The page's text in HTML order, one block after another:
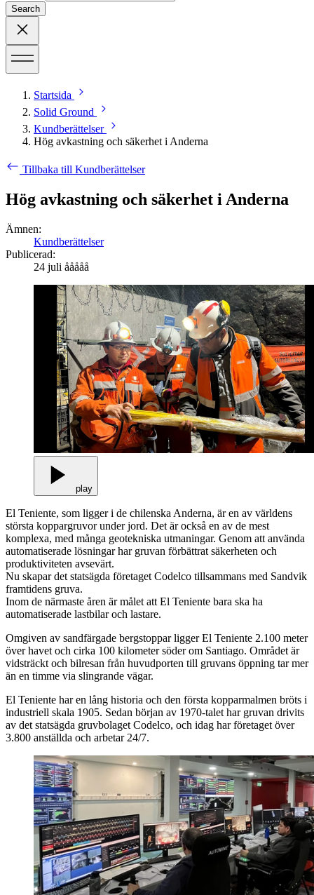
Search
Startsida
Solid Ground
Kundberättelser
Hög avkastning och säkerhet i Anderna
Tillbaka till Kundberättelser
Hög avkastning och säkerhet i Anderna
Ämnen:
Kundberättelser
Publicerad:
24 juli ååååå
play
El Teniente, som ligger i de chilenska Anderna, är en av världens
största koppargruvor under jord. Det är också en av de mest
komplexa, med många geotekniska utmaningar. Genom att använda
automatiserade lösningar har gruvan förbättrat säkerheten och
produktiviteten avsevärt.
Nu skapar det statsägda företaget Codelco tillsammans med Sandvik
framtidens gruva.
Inom de närmaste åren är målet att El Teniente bara ska ha
automatiserade lastbilar och lastare.
Omgiven av sandfärgade bergstoppar ligger El Teniente 2.100 meter
över havet och cirka 100 kilometer söder om Santiago. Området är
vidsträckt och bilresan från huvudporten till gruvans öppning tar mer
än en timme via slingrande vägar.
El Teniente har en lång historia och den första kopparmalmen bröts i
industriell skala 1905. Sedan början av 1970-talet har gruvan drivits
av det statsägda gruvbolaget Codelco, och idag har företaget över
3.800 anställda och arbetar 24/7.